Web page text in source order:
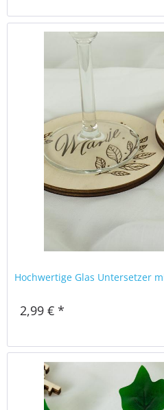
Hochwertige Glas Untersetzer
2,99 € *